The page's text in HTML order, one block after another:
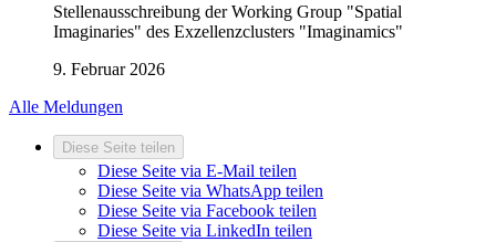
Stellenausschreibung der Working Group "Spatial
Imaginaries" des Exzellenzclusters "Imaginamics"
9. Februar 2026
Alle Meldungen
Diese Seite teilen
Diese Seite via E-Mail teilen
Diese Seite via WhatsApp teilen
Diese Seite via Facebook teilen
Diese Seite via LinkedIn teilen